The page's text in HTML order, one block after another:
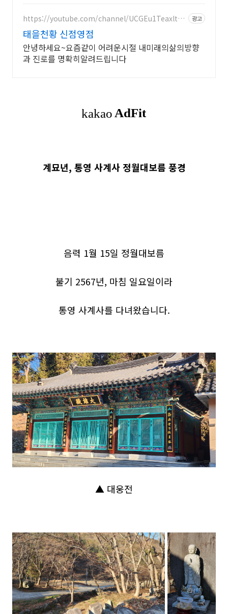
https://youtube.com/channel/UCGEu1Teaxlto3
광고
태을천황 신점영점
안녕하세요~요즘같이 어려운시절 내미래의삶의방향
과 진로를 명확히알려드립니다
계묘년, 통영 사계사 정월대보름 풍경
음력 1월 15일 정월대보름
불기 2567년, 마침 일요일이라
통영 사계사를 다녀왔습니다.
▲ 대웅전